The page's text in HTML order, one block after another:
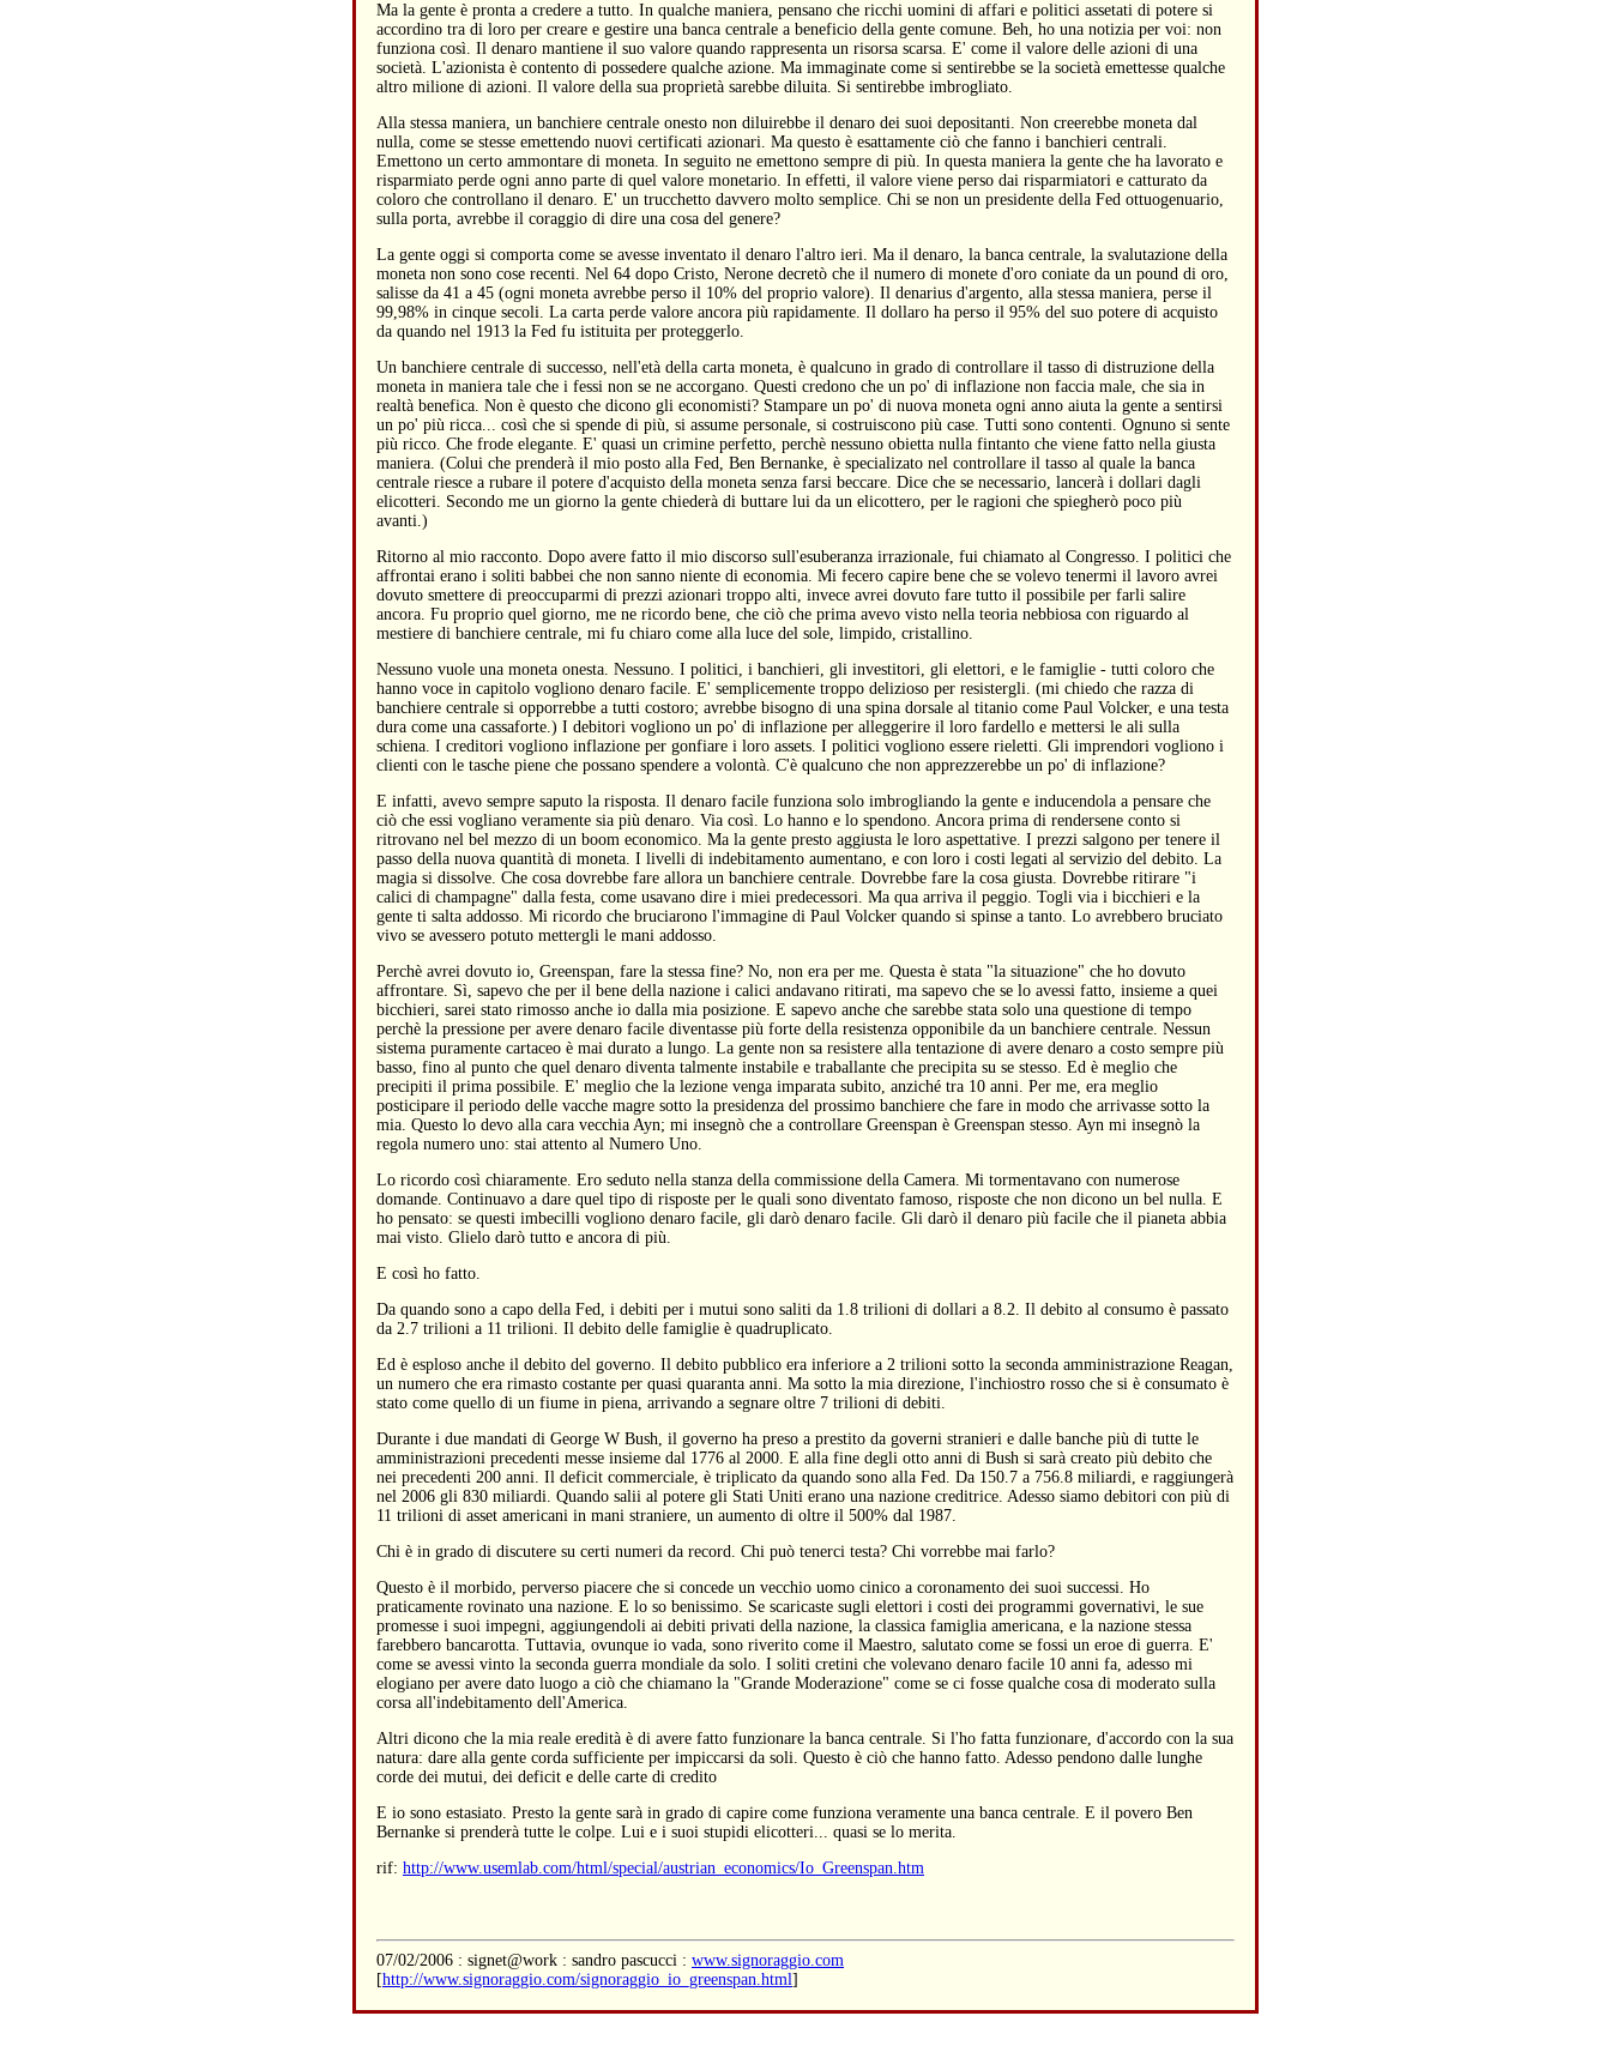
Ma la gente è pronta a credere a tutto. In qualche maniera, pensano che ricchi uomini di affari e politici assetati di potere si
accordino tra di loro per creare e gestire una banca centrale a beneficio della gente comune. Beh, ho una notizia per voi: non
funziona così. Il denaro mantiene il suo valore quando rappresenta un risorsa scarsa. E' come il valore delle azioni di una
società. L'azionista è contento di possedere qualche azione. Ma immaginate come si sentirebbe se la società emettesse qualche
altro milione di azioni. Il valore della sua proprietà sarebbe diluita. Si sentirebbe imbrogliato.
Alla stessa maniera, un banchiere centrale onesto non diluirebbe il denaro dei suoi depositanti. Non creerebbe moneta dal
nulla, come se stesse emettendo nuovi certificati azionari. Ma questo è esattamente ciò che fanno i banchieri centrali.
Emettono un certo ammontare di moneta. In seguito ne emettono sempre di più. In questa maniera la gente che ha lavorato e
risparmiato perde ogni anno parte di quel valore monetario. In effetti, il valore viene perso dai risparmiatori e catturato da
coloro che controllano il denaro. E' un trucchetto davvero molto semplice. Chi se non un presidente della Fed ottuogenuario,
sulla porta, avrebbe il coraggio di dire una cosa del genere?
La gente oggi si comporta come se avesse inventato il denaro l'altro ieri. Ma il denaro, la banca centrale, la svalutazione della
moneta non sono cose recenti. Nel 64 dopo Cristo, Nerone decretò che il numero di monete d'oro coniate da un pound di oro,
salisse da 41 a 45 (ogni moneta avrebbe perso il 10% del proprio valore). Il denarius d'argento, alla stessa maniera, perse il
99,98% in cinque secoli. La carta perde valore ancora più rapidamente. Il dollaro ha perso il 95% del suo potere di acquisto
da quando nel 1913 la Fed fu istituita per proteggerlo.
Un banchiere centrale di successo, nell'età della carta moneta, è qualcuno in grado di controllare il tasso di distruzione della
moneta in maniera tale che i fessi non se ne accorgano. Questi credono che un po' di inflazione non faccia male, che sia in
realtà benefica. Non è questo che dicono gli economisti? Stampare un po' di nuova moneta ogni anno aiuta la gente a sentirsi
un po' più ricca... così che si spende di più, si assume personale, si costruiscono più case. Tutti sono contenti. Ognuno si sente
più ricco. Che frode elegante. E' quasi un crimine perfetto, perchè nessuno obietta nulla fintanto che viene fatto nella giusta
maniera. (Colui che prenderà il mio posto alla Fed, Ben Bernanke, è specializato nel controllare il tasso al quale la banca
centrale riesce a rubare il potere d'acquisto della moneta senza farsi beccare. Dice che se necessario, lancerà i dollari dagli
elicotteri. Secondo me un giorno la gente chiederà di buttare lui da un elicottero, per le ragioni che spiegherò poco più
avanti.)
Ritorno al mio racconto. Dopo avere fatto il mio discorso sull'esuberanza irrazionale, fui chiamato al Congresso. I politici che
affrontai erano i soliti babbei che non sanno niente di economia. Mi fecero capire bene che se volevo tenermi il lavoro avrei
dovuto smettere di preoccuparmi di prezzi azionari troppo alti, invece avrei dovuto fare tutto il possibile per farli salire
ancora. Fu proprio quel giorno, me ne ricordo bene, che ciò che prima avevo visto nella teoria nebbiosa con riguardo al
mestiere di banchiere centrale, mi fu chiaro come alla luce del sole, limpido, cristallino.
Nessuno vuole una moneta onesta. Nessuno. I politici, i banchieri, gli investitori, gli elettori, e le famiglie - tutti coloro che
hanno voce in capitolo vogliono denaro facile. E' semplicemente troppo delizioso per resistergli. (mi chiedo che razza di
banchiere centrale si opporrebbe a tutti costoro; avrebbe bisogno di una spina dorsale al titanio come Paul Volcker, e una testa
dura come una cassaforte.) I debitori vogliono un po' di inflazione per alleggerire il loro fardello e mettersi le ali sulla
schiena. I creditori vogliono inflazione per gonfiare i loro assets. I politici vogliono essere rieletti. Gli imprendori vogliono i
clienti con le tasche piene che possano spendere a volontà. C'è qualcuno che non apprezzerebbe un po' di inflazione?
E infatti, avevo sempre saputo la risposta. Il denaro facile funziona solo imbrogliando la gente e inducendola a pensare che
ciò che essi vogliano veramente sia più denaro. Via così. Lo hanno e lo spendono. Ancora prima di rendersene conto si
ritrovano nel bel mezzo di un boom economico. Ma la gente presto aggiusta le loro aspettative. I prezzi salgono per tenere il
passo della nuova quantità di moneta. I livelli di indebitamento aumentano, e con loro i costi legati al servizio del debito. La
magia si dissolve. Che cosa dovrebbe fare allora un banchiere centrale. Dovrebbe fare la cosa giusta. Dovrebbe ritirare "i
calici di champagne" dalla festa, come usavano dire i miei predecessori. Ma qua arriva il peggio. Togli via i bicchieri e la
gente ti salta addosso. Mi ricordo che bruciarono l'immagine di Paul Volcker quando si spinse a tanto. Lo avrebbero bruciato
vivo se avessero potuto mettergli le mani addosso.
Perchè avrei dovuto io, Greenspan, fare la stessa fine? No, non era per me. Questa è stata "la situazione" che ho dovuto
affrontare. Sì, sapevo che per il bene della nazione i calici andavano ritirati, ma sapevo che se lo avessi fatto, insieme a quei
bicchieri, sarei stato rimosso anche io dalla mia posizione. E sapevo anche che sarebbe stata solo una questione di tempo
perchè la pressione per avere denaro facile diventasse più forte della resistenza opponibile da un banchiere centrale. Nessun
sistema puramente cartaceo è mai durato a lungo. La gente non sa resistere alla tentazione di avere denaro a costo sempre più
basso, fino al punto che quel denaro diventa talmente instabile e traballante che precipita su se stesso. Ed è meglio che
precipiti il prima possibile. E' meglio che la lezione venga imparata subito, anziché tra 10 anni. Per me, era meglio
posticipare il periodo delle vacche magre sotto la presidenza del prossimo banchiere che fare in modo che arrivasse sotto la
mia. Questo lo devo alla cara vecchia Ayn; mi insegnò che a controllare Greenspan è Greenspan stesso. Ayn mi insegnò la
regola numero uno: stai attento al Numero Uno.
Lo ricordo così chiaramente. Ero seduto nella stanza della commissione della Camera. Mi tormentavano con numerose
domande. Continuavo a dare quel tipo di risposte per le quali sono diventato famoso, risposte che non dicono un bel nulla. E
ho pensato: se questi imbecilli vogliono denaro facile, gli darò denaro facile. Gli darò il denaro più facile che il pianeta abbia
mai visto. Glielo darò tutto e ancora di più.
E così ho fatto.
Da quando sono a capo della Fed, i debiti per i mutui sono saliti da 1.8 trilioni di dollari a 8.2. Il debito al consumo è passato
da 2.7 trilioni a 11 trilioni. Il debito delle famiglie è quadruplicato.
Ed è esploso anche il debito del governo. Il debito pubblico era inferiore a 2 trilioni sotto la seconda amministrazione Reagan,
un numero che era rimasto costante per quasi quaranta anni. Ma sotto la mia direzione, l'inchiostro rosso che si è consumato è
stato come quello di un fiume in piena, arrivando a segnare oltre 7 trilioni di debiti.
Durante i due mandati di George W Bush, il governo ha preso a prestito da governi stranieri e dalle banche più di tutte le
amministrazioni precedenti messe insieme dal 1776 al 2000. E alla fine degli otto anni di Bush si sarà creato più debito che
nei precedenti 200 anni. Il deficit commerciale, è triplicato da quando sono alla Fed. Da 150.7 a 756.8 miliardi, e raggiungerà
nel 2006 gli 830 miliardi. Quando salii al potere gli Stati Uniti erano una nazione creditrice. Adesso siamo debitori con più di
11 trilioni di asset americani in mani straniere, un aumento di oltre il 500% dal 1987.
Chi è in grado di discutere su certi numeri da record. Chi può tenerci testa? Chi vorrebbe mai farlo?
Questo è il morbido, perverso piacere che si concede un vecchio uomo cinico a coronamento dei suoi successi. Ho
praticamente rovinato una nazione. E lo so benissimo. Se scaricaste sugli elettori i costi dei programmi governativi, le sue
promesse i suoi impegni, aggiungendoli ai debiti privati della nazione, la classica famiglia americana, e la nazione stessa
farebbero bancarotta. Tuttavia, ovunque io vada, sono riverito come il Maestro, salutato come se fossi un eroe di guerra. E'
come se avessi vinto la seconda guerra mondiale da solo. I soliti cretini che volevano denaro facile 10 anni fa, adesso mi
elogiano per avere dato luogo a ciò che chiamano la "Grande Moderazione" come se ci fosse qualche cosa di moderato sulla
corsa all'indebitamento dell'America.
Altri dicono che la mia reale eredità è di avere fatto funzionare la banca centrale. Si l'ho fatta funzionare, d'accordo con la sua
natura: dare alla gente corda sufficiente per impiccarsi da soli. Questo è ciò che hanno fatto. Adesso pendono dalle lunghe
corde dei mutui, dei deficit e delle carte di credito
E io sono estasiato. Presto la gente sarà in grado di capire come funziona veramente una banca centrale. E il povero Ben
Bernanke si prenderà tutte le colpe. Lui e i suoi stupidi elicotteri... quasi se lo merita.
rif: http://www.usemlab.com/html/special/austrian_economics/Io_Greenspan.htm
07/02/2006 : signet@work : sandro pascucci : www.signoraggio.com
[http://www.signoraggio.com/signoraggio_io_greenspan.html]